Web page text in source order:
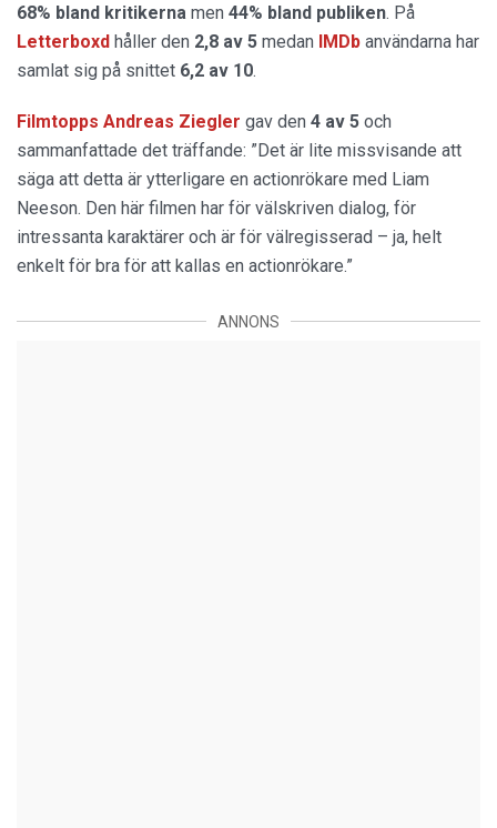
68% bland kritikerna men 44% bland publiken. På
Letterboxd håller den 2,8 av 5 medan IMDb användarna har
samlat sig på snittet 6,2 av 10.
Filmtopps Andreas Ziegler gav den 4 av 5 och
sammanfattade det träffande: ”Det är lite missvisande att
säga att detta är ytterligare en actionrökare med Liam
Neeson. Den här filmen har för välskriven dialog, för
intressanta karaktärer och är för välregisserad – ja, helt
enkelt för bra för att kallas en actionrökare.”
ANNONS